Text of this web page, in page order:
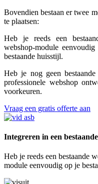
Bovendien bestaan er twee
te plaatsen:
Heb je reeds een
webshop-module
bestaande huisstijl.
Heb je nog geen
professionele webshop
voorkeuren.
Vraag een gratis offerte aan
Integreren in een
Heb je reeds een bestaande
module eenvoudig op je